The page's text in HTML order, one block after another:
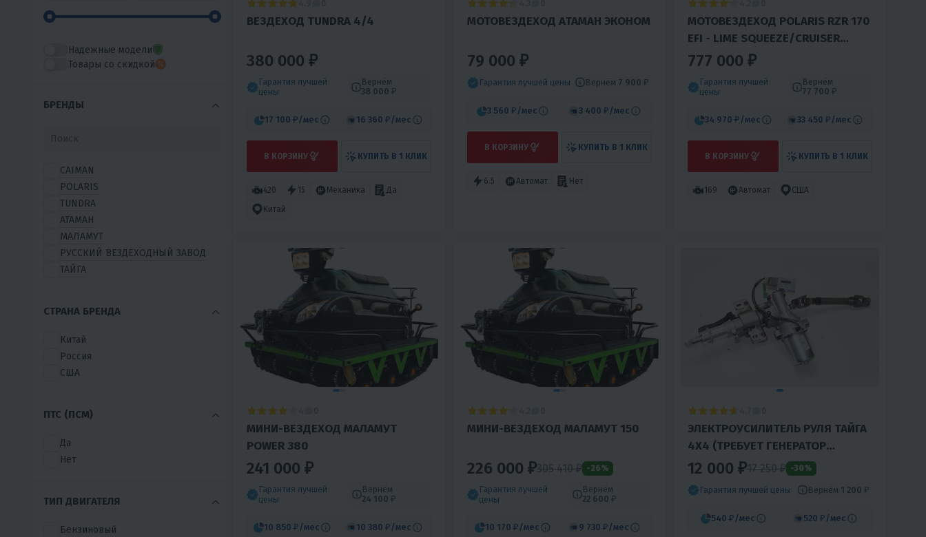
Надежные модели
Товары со скидкой
БРЕНДЫ
CAIMAN
POLARIS
TUNDRA
АТАМАН
МАЛАМУТ
РУССКИЙ ВЕЗДЕХОДНЫЙ ЗАВОД
ТАЙГА
СТРАНА БРЕНДА
Китай
Россия
США
ПТС (ПСМ)
Да
Нет
ТИП ДВИГАТЕЛЯ
Бензиновый
ВЕЗДЕХОД TUNDRA 4/4
380 000 ₽
Гарантия лучшей
цены
Вернём
38 000 ₽
17 100 ₽ /мес 16 360 ₽ /мес
В КОРЗИНУ КУПИТЬ В 1 КЛИК
420 15 Механика
Да
Китай
МОТОВЕЗДЕХОД АТАМАН ЭКОНОМ
79 000 ₽
Гарантия лучшей цены Вернём 7 900 ₽
3 560 ₽ /мес 3 400 ₽ /мес
В КОРЗИНУ КУПИТЬ В 1 КЛИК
6.5 Автомат Нет
МОТОВЕЗДЕХОД POLARIS RZR 170
EFI - LIME SQUEEZE/CRUISER
BLACK (2021)
777 000 ₽
Гарантия лучшей
цены
Вернём
77 700 ₽
34 970 ₽ /мес 33 450 ₽ /мес
В КОРЗИНУ КУПИТЬ В 1 КЛИК
169 Автомат США
МИНИ-ВЕЗДЕХОД МАЛАМУТ
POWER 380
241 000 ₽
Гарантия лучшей
цены
Вернём
24 100 ₽
10 850 ₽ /мес 10 380 ₽ /мес
МИНИ-ВЕЗДЕХОД МАЛАМУТ 150
226 000 ₽305 410 ₽ -26%
Гарантия лучшей
цены
Вернём
22 600 ₽
10 170 ₽ /мес 9 730 ₽ /мес
ЭЛЕКТРОУСИЛИТЕЛЬ РУЛЯ ТАЙГА
4Х4 (ТРЕБУЕТ ГЕНЕРАТОР
АВТОМОБИЛЬНОГО ТИПА)
12 000 ₽17 250 ₽ -30%
Гарантия лучшей цены Вернём 1 200 ₽
540 ₽ /мес 520 ₽ /мес